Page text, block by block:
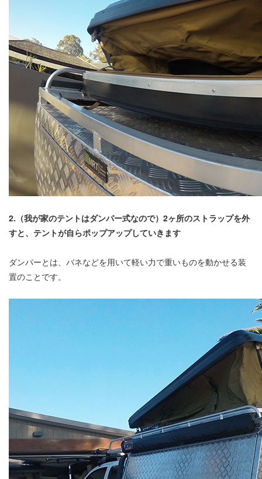
2.（我が家のテントはダンパー式なので）2ヶ所のストラップを外
すと、テントが自らポップアップしていきます
ダンパーとは、バネなどを用いて軽い力で重いものを動かせる装
置のことです。